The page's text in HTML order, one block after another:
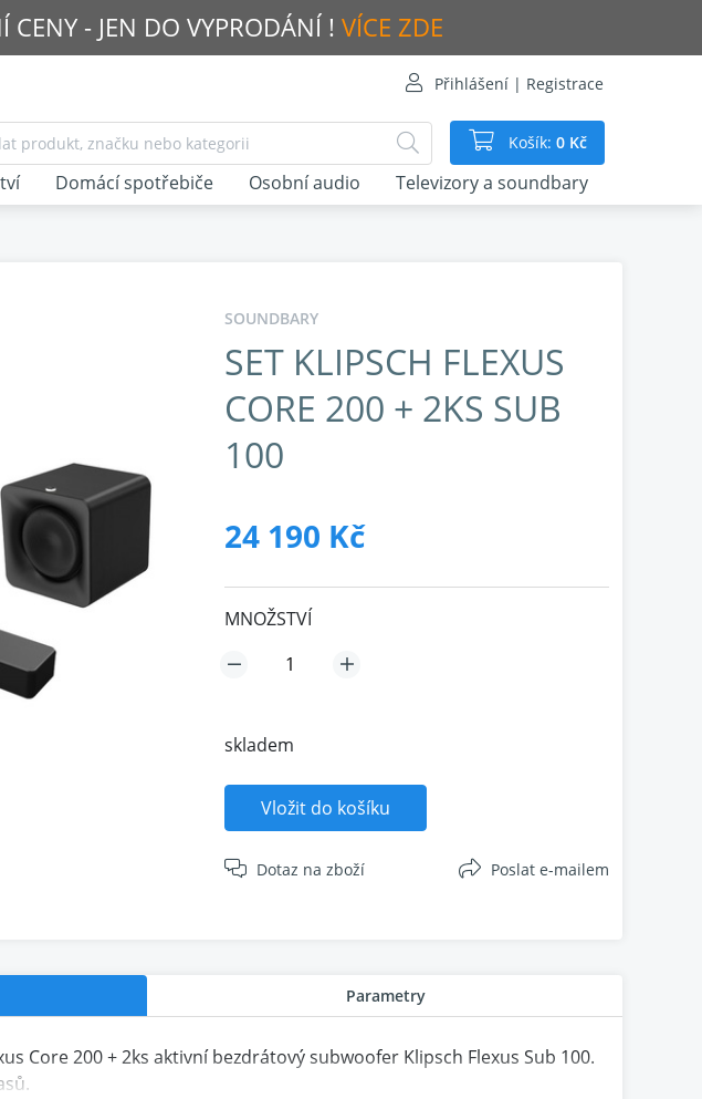
CENY - JEN DO VYPRODÁNÍ ! VÍCE ZDE
Přihlášení | Registrace
Košík: 0 Kč
SOUNDBARY
SET KLIPSCH FLEXUS
CORE 200 + 2KS SUB
100
24 190 Kč
MNOŽSTVÍ
skladem
Vložit do košíku
Dotaz na zboží Poslat e-mailem
Parametry
Core 200 + 2ks aktivní bezdrátový subwoofer Klipsch Flexus Sub 100.
Domácí spotřebiče Osobní audio Televizory a soundbary